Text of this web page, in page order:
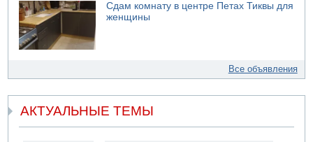
Сдам комнату в центре Петах Тиквы для
женщины
Все объявления
АКТУАЛЬНЫЕ ТЕМЫ